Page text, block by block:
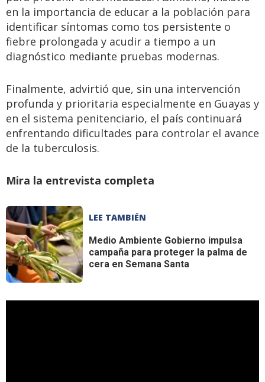
en la importancia de educar a la población para
identificar síntomas como tos persistente o
fiebre prolongada y acudir a tiempo a un
diagnóstico mediante pruebas modernas.
Finalmente, advirtió que, sin una intervención
profunda y prioritaria especialmente en Guayas y
en el sistema penitenciario, el país continuará
enfrentando dificultades para controlar el avance
de la tuberculosis.
Mira la entrevista completa
LEE TAMBIÉN
Medio Ambiente Gobierno impulsa
campaña para proteger la palma de
cera en Semana Santa